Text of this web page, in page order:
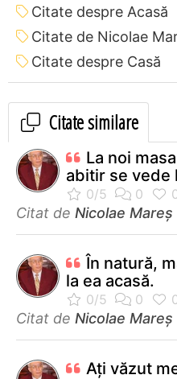
Citate despre Acasă
Citate de Nicolae
Citate despre Casă
Citate similare
La noi
abitir se vede
Citat de Nicolae Mareș
În natură,
la ea acasă.
Citat de Nicolae Mareș
Aţi văzut